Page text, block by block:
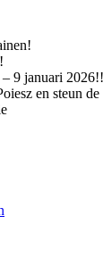
9 januari 2026!!
en steun